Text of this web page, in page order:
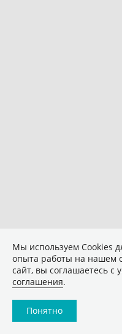
Мы используем Сookies
опыта работы на нашем
сайт, вы соглашаетесь с
соглашения.
Понятно